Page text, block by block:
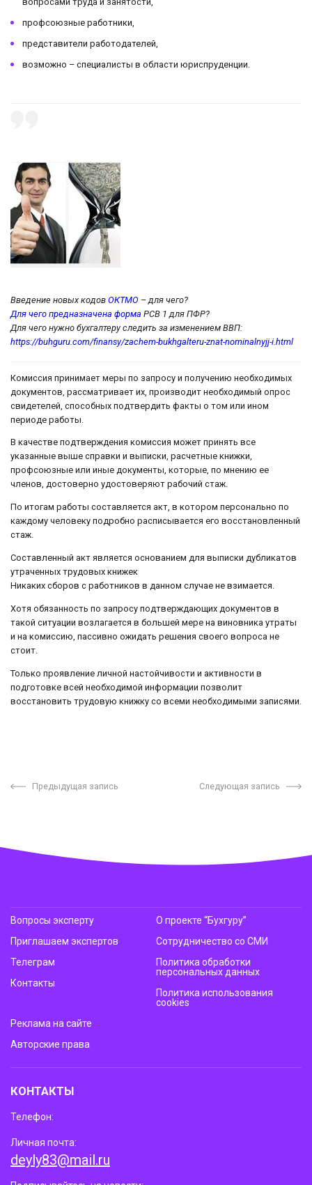
профсоюзные работники,
представители работодателей,
возможно – специалисты в области юриспруденции.
Введение новых кодов ОКТМО – для чего?
Для чего предназначена форма РСВ 1 для ПФР?
Для чего нужно бухгалтеру следить за изменением ВВП:
https://buhguru.com/finansy/zachem-bukhgalteru-znat-nominalnyjj-i.html
Комиссия принимает меры по запросу и получению необходимых
документов, рассматривает их, производит необходимый опрос
свидетелей, способных подтвердить факты о том или ином
периоде работы.
В качестве подтверждения комиссия может принять все
указанные выше справки и выписки, расчетные книжки,
профсоюзные или иные документы, которые, по мнению ее
членов, достоверно удостоверяют рабочий стаж.
По итогам работы составляется акт, в котором персонально по
каждому человеку подробно расписывается его восстановленный
стаж.
Составленный акт является основанием для выписки дубликатов
утраченных трудовых книжек
Никаких сборов с работников в данном случае не взимается.
Хотя обязанность по запросу подтверждающих документов в
такой ситуации возлагается в большей мере на виновника утраты
и на комиссию, пассивно ожидать решения своего вопроса не
стоит.
Только проявление личной настойчивости и активности в
подготовке всей необходимой информации позволит
восстановить трудовую книжку со всеми необходимыми записями.
Предыдущая запись Следующая запись
Вопросы эксперту
Приглашаем экспертов
Телеграм
Контакты
О проекте “Бухгуру”
Сотрудничество со СМИ
Политика обработки
персональных данных
Политика использования
cookies
Реклама на сайте
Авторские права
КОНТАКТЫ
Телефон:
Личная почта:
deyly83@mail.ru